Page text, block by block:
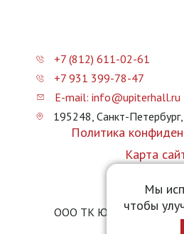
Мы
чтобы
+7 (812) 611-02-61
+7 931 399-78-47
E-mail: info@upiterhall.ru
195248, Санкт-
Политика
Карта
ООО ТК Юпитер Холл ©